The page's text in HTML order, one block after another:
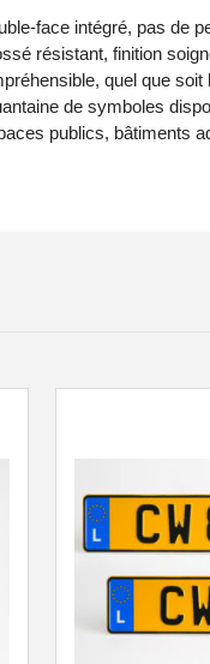
face intégré, pas de
résistant, finition
quel que
de symboles
publics, bâtiments